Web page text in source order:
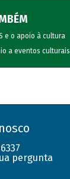
e o apoio à cultura
a eventos culturais
pergunta